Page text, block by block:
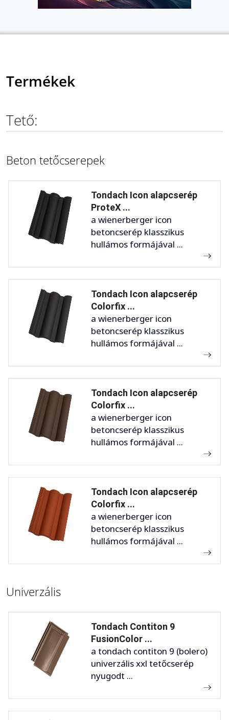
Termékek
Tető:
Beton tetőcserepek
Tondach Icon alapcserép
ProteX ...
a wienerberger icon
betoncserép klasszikus
hullámos formájával ...
Tondach Icon alapcserép
Colorfix ...
a wienerberger icon
betoncserép klasszikus
hullámos formájával ...
Tondach Icon alapcserép
Colorfix ...
a wienerberger icon
betoncserép klasszikus
hullámos formájával ...
Tondach Icon alapcserép
Colorfix ...
a wienerberger icon
betoncserép klasszikus
hullámos formájával ...
Univerzális
Tondach Contiton 9
FusionColor ...
a tondach contiton 9 (bolero)
univerzális xxl tetőcserép
nyugodt ...